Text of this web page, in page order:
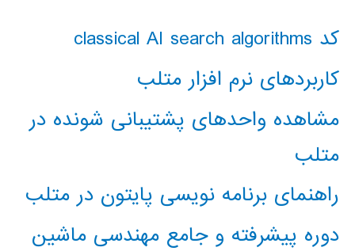
کد classical AI search algorithms
کاربردهای نرم افزار متلب
مشاهده واحدهای پشتیبانی شونده در
متلب
راهنمای برنامه نویسی پایتون در متلب
دوره پیشرفته و جامع مهندسی ماشین